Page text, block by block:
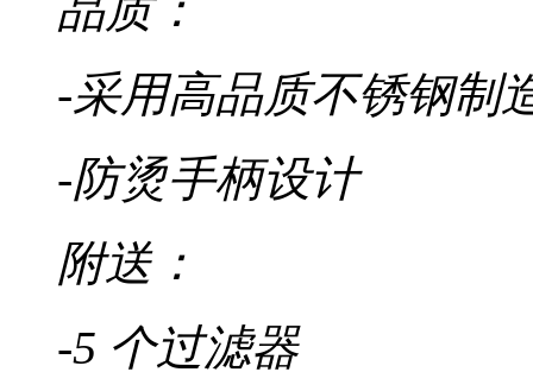
-采用高品质不锈钢制
-防烫手柄设计
附送：
-5 个过滤器